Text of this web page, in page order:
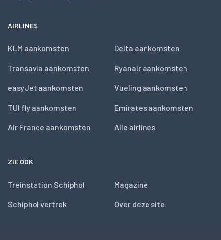
AIRLINES
KLM aankomsten
Transavia aankomsten
easyJet aankomsten
TUI fly aankomsten
Air France aankomsten
Delta aankomsten
Ryanair aankomsten
Vueling aankomsten
Emirates aankomsten
Alle airlines
ZIE OOK
Treinstation Schiphol
Schiphol vertrek
Magazine
Over deze site